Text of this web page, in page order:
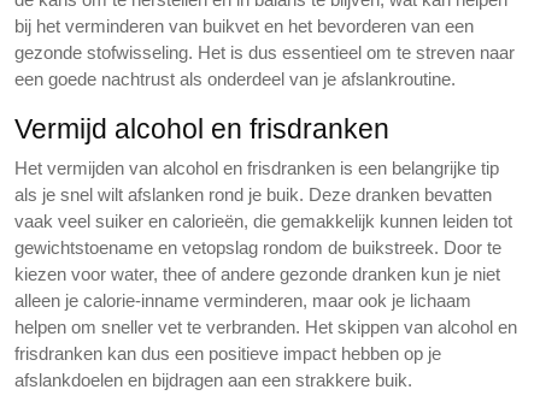
bij het verminderen van buikvet en het bevorderen van een
gezonde stofwisseling. Het is dus essentieel om te streven naar
een goede nachtrust als onderdeel van je afslankroutine.
Vermijd alcohol en frisdranken
Het vermijden van alcohol en frisdranken is een belangrijke tip
als je snel wilt afslanken rond je buik. Deze dranken bevatten
vaak veel suiker en calorieën, die gemakkelijk kunnen leiden tot
gewichtstoename en vetopslag rondom de buikstreek. Door te
kiezen voor water, thee of andere gezonde dranken kun je niet
alleen je calorie-inname verminderen, maar ook je lichaam
helpen om sneller vet te verbranden. Het skippen van alcohol en
frisdranken kan dus een positieve impact hebben op je
afslankdoelen en bijdragen aan een strakkere buik.